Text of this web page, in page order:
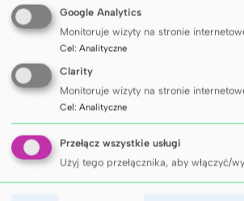
Google Analytics
Monitoruje wizyty na stronie
Cel: Analityczne
Clarity
Monitoruje wizyty na stronie
Cel: Analityczne
Przełącz wszystkie usługi
Użyj tego przełącznika, aby włączyć/